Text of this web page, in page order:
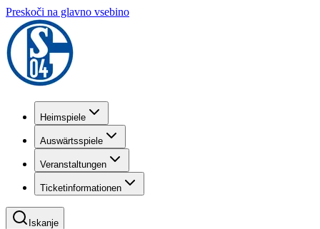
Preskoči na glavno vsebino
Heimspiele
Auswärtsspiele
Veranstaltungen
Ticketinformationen
Iskanje